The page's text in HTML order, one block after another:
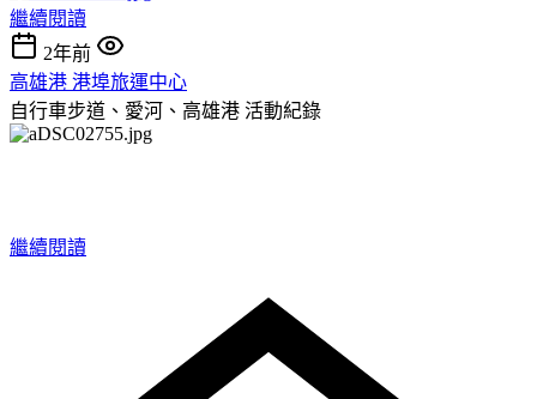
繼續閱讀
2年前
高雄港 港埠旅運中心
自行車步道、愛河、高雄港 活動紀錄
繼續閱讀